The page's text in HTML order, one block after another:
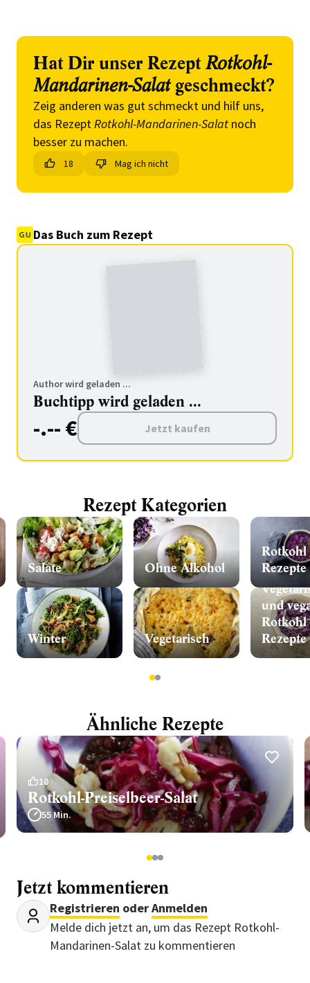
Hat Dir unser Rezept Rotkohl-
Mandarinen-Salatgeschmeckt?
Zeig anderen was gut schmeckt und hilf uns,
das RezeptRotkohl-Mandarinen-Salat noch
besser zu machen.
18 Mag ich nicht
Das Buch zum Rezept
Author wird geladen ...
Buchtipp wird geladen ...
-.-- € Jetzt kaufen
Rezept Kategorien
Salate
Winter
Ohne Alkohol
Vegetarisch
Rotkohl
Rezepte
und
Rotkohl
Rezepte
12
Ähnliche Rezepte
10
Rotkohl-Preiselbeer-Salat
55 Min.
123
Jetzt kommentieren
Registrieren oderAnmelden
Melde dich jetzt an, um das Rezept Rotkohl-
Mandarinen-Salat zu kommentieren